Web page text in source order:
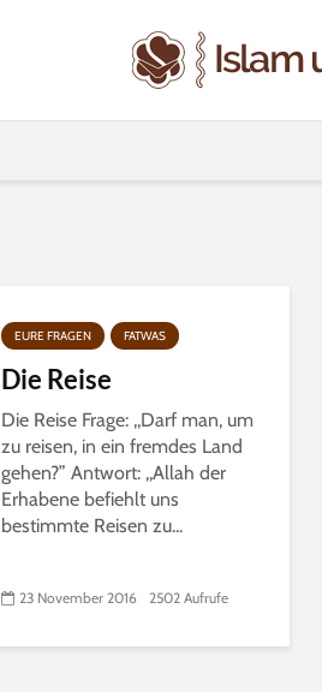
EURE FRAGEN FATWAS
Die Reise
Die Reise Frage: ,,Darf man, um
zu reisen, in ein fremdes Land
gehen?” Antwort: ,,Allah der
Erhabene befiehlt uns
bestimmte Reisen zu...
23 November 2016 2502 Aufrufe